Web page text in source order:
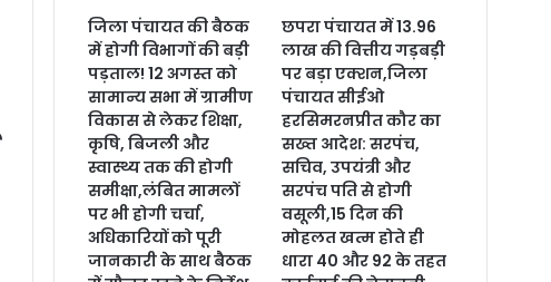
जिला पंचायत की बैठक
में होगी विभागों की बड़ी
पड़ताल! 12 अगस्त को
सामान्य सभा में ग्रामीण
विकास से लेकर शिक्षा,
कृषि, बिजली और
स्वास्थ्य तक की होगी
समीक्षा,लंबित मामलों
पर भी होगी चर्चा,
अधिकारियों को पूरी
जानकारी के साथ बैठक
छपरा पंचायत में 13.96
लाख की वित्तीय गड़बड़ी
पर बड़ा एक्शन,जिला
पंचायत सीईओ
हरसिमरनप्रीत कौर का
सख्त आदेश: सरपंच,
सचिव, उपयंत्री और
सरपंच पति से होगी
वसूली,15 दिन की
मोहलत खत्म होते ही
धारा 40 और 92 के तहत